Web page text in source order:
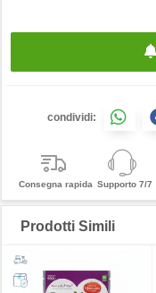
condividi:
Consegna rapida Supporto 7/7
Prodotti Simili